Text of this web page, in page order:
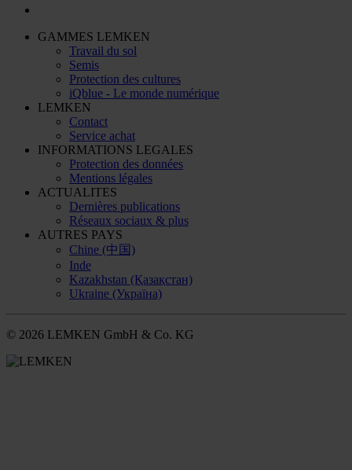
GAMMES LEMKEN
Travail du sol
Semis
Protection des cultures
iQblue - Le monde numérique
LEMKEN
Contact
Service achat
INFORMATIONS LEGALES
Protection des données
Mentions légales
ACTUALITES
Dernières publications
Réseaux sociaux & plus
AUTRES PAYS
Chine (中国)
Inde
Kazakhstan (Қазақстан)
Ukraine (Україна)
© 2026 LEMKEN GmbH & Co. KG